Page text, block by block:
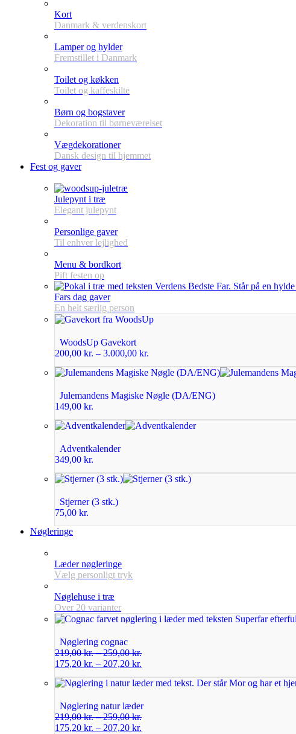
Kort
Danmark & verdenskort
Lamper og hylder
Fremstillet i Danmark
Toilet og køkken
Toilet og kaffeskilte
Børn og bogstaver
Dekoration til børneværelset
Vægdekorationer
Dansk design til hjemmet
Fest og gaver
Julepynt i træ
Elegant julepynt
Personlige gaver
Til enhver lejlighed
Menu & bordkort
Pift festen op
Fars dag gaver
En helt særlig person
WoodsUp Gavekort
200,00 kr. – 3.000,00 kr.
Julemandens Magiske Nøgle (DA/ENG)
149,00 kr.
Adventkalender
349,00 kr.
Stjerner (3 stk.)
75,00 kr.
Nøgleringe
Læder nøgleringe
Vælg personligt tryk
Nøglehuse i træ
Over 20 varianter
Nøglering cognac
219,00kr.–259,00kr.
175,20 kr. – 207,20 kr.
Nøglering natur læder
219,00kr.–259,00kr.
175,20 kr. – 207,20 kr.